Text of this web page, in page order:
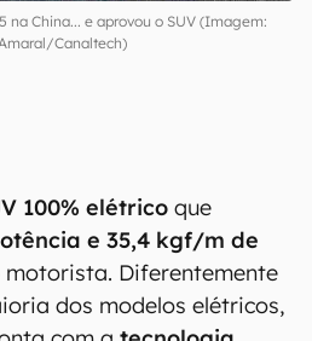
na China... e aprovou o SUV (Imagem:
Canaltech)
100% elétrico que
e 35,4 kgf/m de
motorista. Diferentemente
dos modelos elétricos,